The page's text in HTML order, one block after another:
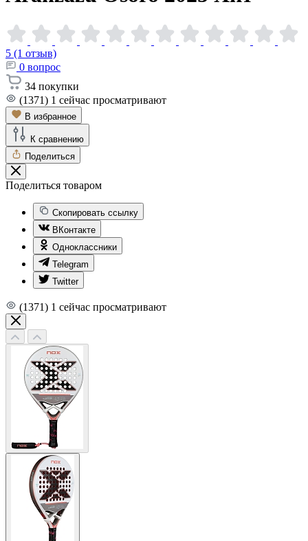
5 (1 отзыв)
0 вопрос
34 покупки
(1371) 1 сейчас просматривают
В избранное
К сравнению
Поделиться
Поделиться товаром
Скопировать ссылку
ВКонтакте
Одноклассники
Telegram
Twitter
(1371) 1 сейчас просматривают